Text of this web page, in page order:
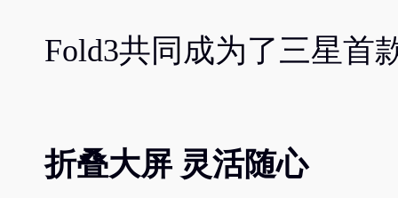
Fold3共同成为了三星首
折叠大屏 灵活随心